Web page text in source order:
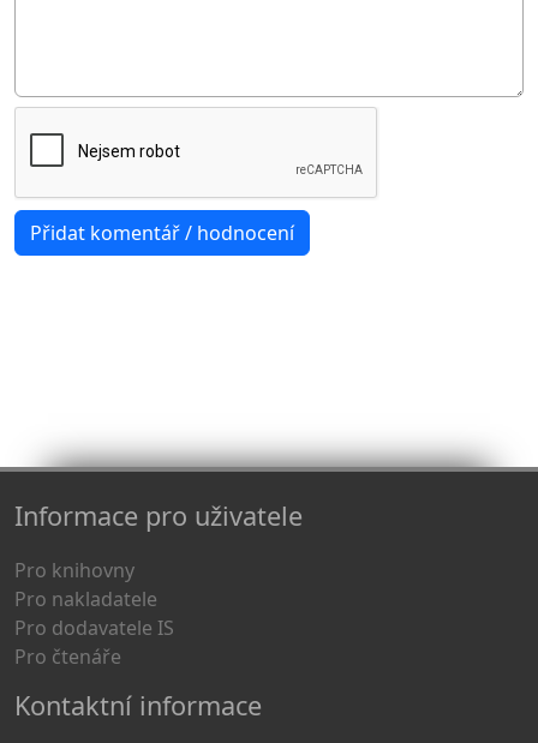
Informace pro uživatele
Pro knihovny
Pro nakladatele
Pro dodavatele IS
Pro čtenáře
Kontaktní informace